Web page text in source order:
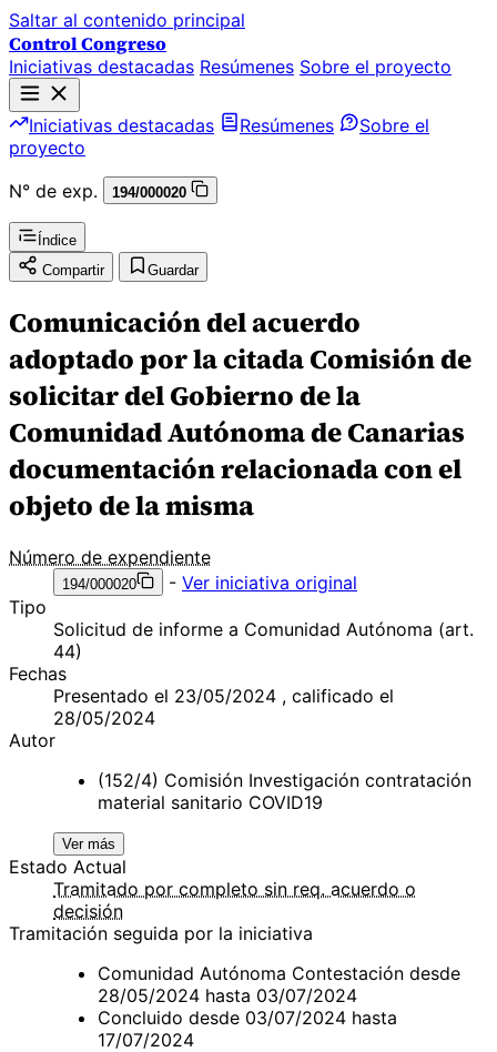
Saltar al contenido principal
Control Congreso
Iniciativas destacadas Resúmenes Sobre el proyecto
Iniciativas destacadas Resúmenes
Sobre el
proyecto
N° de exp.
194/000020
Índice
Compartir
Guardar
Comunicación del acuerdo
adoptado por la citada Comisión de
solicitar del Gobierno de la
Comunidad Autónoma de Canarias
documentación relacionada con el
objeto de la misma
Número de expendiente
194/000020 - Ver iniciativa original
Tipo
Solicitud de informe a Comunidad Autónoma (art.
44)
Fechas
Presentado el 23/05/2024 , calificado el
28/05/2024
Autor
(152/4) Comisión Investigación contratación
material sanitario COVID19
Ver más
Estado Actual
Tramitado por completo sin req. acuerdo o
decisión
Tramitación seguida por la iniciativa
Comunidad Autónoma Contestación desde
28/05/2024 hasta 03/07/2024
Concluido desde 03/07/2024 hasta
17/07/2024